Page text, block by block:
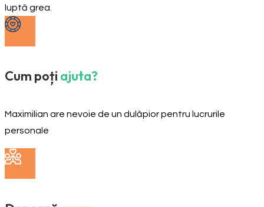
luptă grea.
Cum poți ajuta?
Maximilian are nevoie de un dulăpior pentru lucrurile
personale